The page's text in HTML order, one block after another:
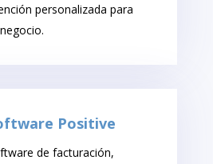
personalizada para
Positive
de facturación,